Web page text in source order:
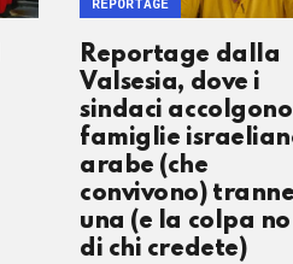
Reportage dalla
Valsesia, dove i
sindaci accolgono
famiglie
arabe (che
convivono)
una (e la colpa
di chi credete)